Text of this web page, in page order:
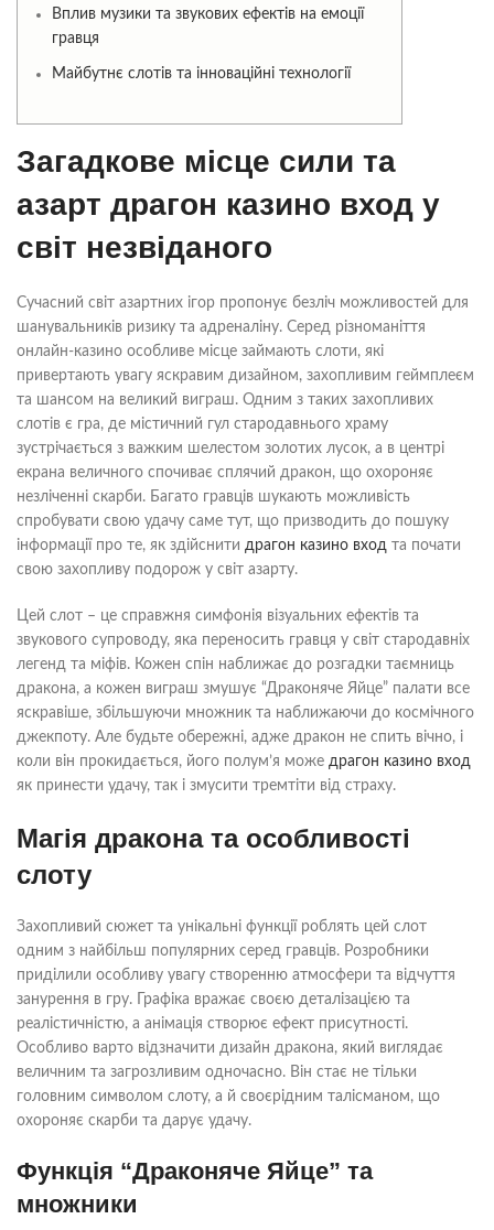
Вплив музики та звукових ефектів на емоції
гравця
Майбутнє слотів та інноваційні технології
Загадкове місце сили та
азарт драгон казино вход у
світ незвіданого
Сучасний світ азартних ігор пропонує безліч можливостей для
шанувальників ризику та адреналіну. Серед різноманіття
онлайн-казино особливе місце займають слоти, які
привертають увагу яскравим дизайном, захопливим геймплеєм
та шансом на великий виграш. Одним з таких захопливих
слотів є гра, де містичний гул стародавнього храму
зустрічається з важким шелестом золотих лусок, а в центрі
екрана величного спочиває сплячий дракон, що охороняє
незліченні скарби. Багато гравців шукають можливість
спробувати свою удачу саме тут, що призводить до пошуку
інформації про те, як здійснити драгон казино вход та почати
свою захопливу подорож у світ азарту.
Цей слот – це справжня симфонія візуальних ефектів та
звукового супроводу, яка переносить гравця у світ стародавніх
легенд та міфів. Кожен спін наближає до розгадки таємниць
дракона, а кожен виграш змушує “Драконяче Яйце” палати все
яскравіше, збільшуючи множник та наближаючи до космічного
джекпоту. Але будьте обережні, адже дракон не спить вічно, і
коли він прокидається, його полум’я може драгон казино вход
як принести удачу, так і змусити тремтіти від страху.
Магія дракона та особливості
слоту
Захопливий сюжет та унікальні функції роблять цей слот
одним з найбільш популярних серед гравців. Розробники
приділили особливу увагу створенню атмосфери та відчуття
занурення в гру. Графіка вражає своєю деталізацією та
реалістичністю, а анімація створює ефект присутності.
Особливо варто відзначити дизайн дракона, який виглядає
величним та загрозливим одночасно. Він стає не тільки
головним символом слоту, а й своєрідним талісманом, що
охороняє скарби та дарує удачу.
Функція “Драконяче Яйце” та
множники